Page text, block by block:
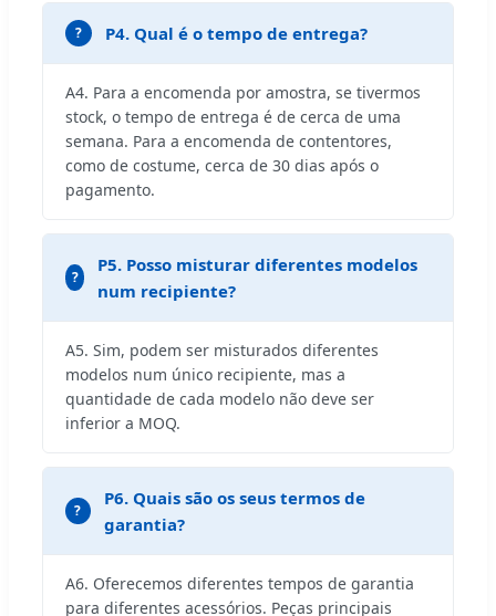
P4. Qual é o tempo de entrega?
A4. Para a encomenda por amostra, se tivermos
stock, o tempo de entrega é de cerca de uma
semana. Para a encomenda de contentores,
como de costume, cerca de 30 dias após o
pagamento.
P5. Posso misturar diferentes modelos
num recipiente?
A5. Sim, podem ser misturados diferentes
modelos num único recipiente, mas a
quantidade de cada modelo não deve ser
inferior a MOQ.
P6. Quais são os seus termos de
garantia?
A6. Oferecemos diferentes tempos de garantia
para diferentes acessórios. Peças principais